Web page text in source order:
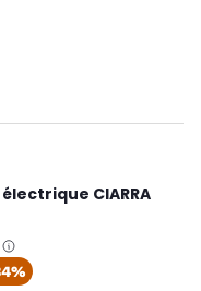
CIARRA